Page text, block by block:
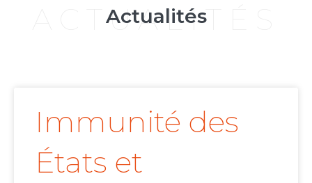
ACTUALITÉS
Actualités
Immunité des
États et